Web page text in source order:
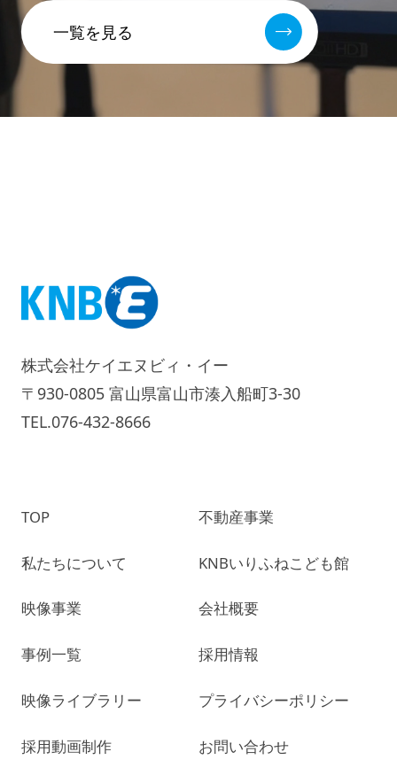
一覧を見る
株式会社ケイエヌビィ・イー
〒930-0805 富山県富山市湊入船町3-30
TEL.076-432-8666
TOP
私たちについて
映像事業
事例一覧
映像ライブラリー
採用動画制作
不動産事業
KNBいりふねこども館
会社概要
採用情報
プライバシーポリシー
お問い合わせ